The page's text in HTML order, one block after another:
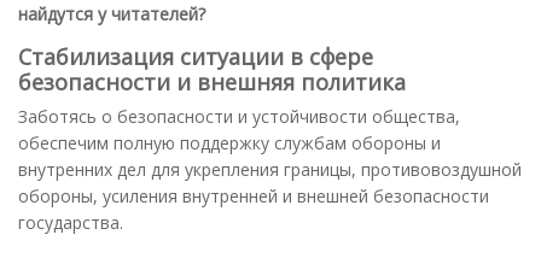
найдутся у читателей?
Стабилизация ситуации в сфере
безопасности и внешняя политика
Заботясь о безопасности и устойчивости общества,
обеспечим полную поддержку службам обороны и
внутренних дел для укрепления границы, противовоздушной
обороны, усиления внутренней и внешней безопасности
государства.